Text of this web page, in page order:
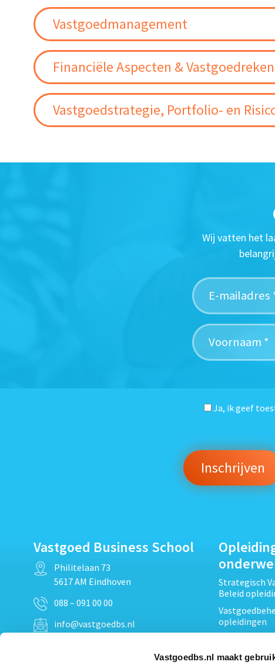
Vastgoedbs.nl maakt
Vastgoedmanagement
Financiële Aspecten &
Vastgoedstrategie, Portfolio- en
Wij vatten het
Ja, ik geef
Vastgoed Business School
Philitelaan 73
5617 AM Eindhoven
088 – 091 00 00
info@vastgoedbs.nl
Strategisch
Beleid
opleidingen